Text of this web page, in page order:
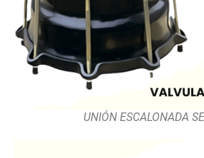
UNIÓN ESCALONADA